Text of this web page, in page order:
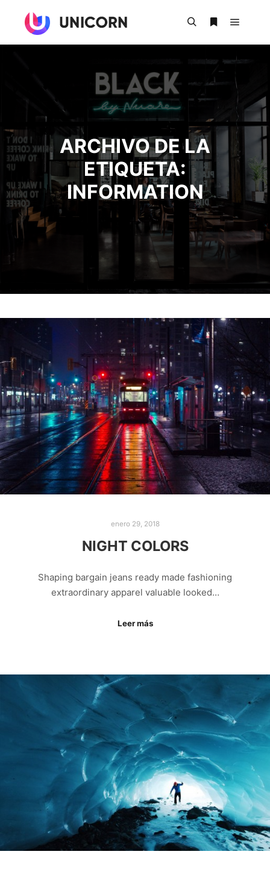
ARCHIVO DE LA
ETIQUETA:
INFORMATION
enero 29, 2018
NIGHT COLORS
Shaping bargain jeans ready made fashioning
extraordinary apparel valuable looked…
Leer más